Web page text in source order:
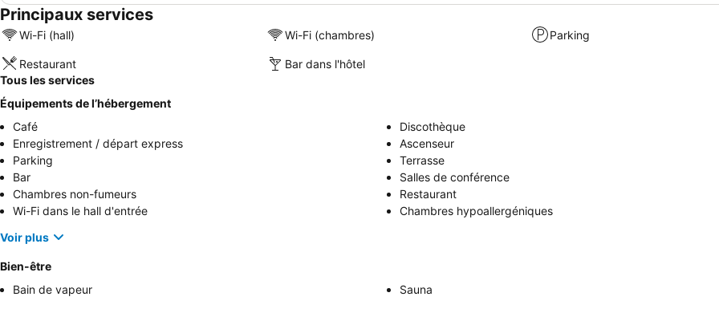
Principaux services
Wi-Fi (hall) Wi-Fi (chambres) Parking
Restaurant
Bar dans l'hôtel
Tous les services
Équipements de l’hébergement
Café
Discothèque
Enregistrement / départ express
Ascenseur
Parking
Terrasse
Bar
Salles de conférence
Chambres non-fumeurs
Restaurant
Wi-Fi dans le hall d'entrée
Chambres hypoallergéniques
Voir plus
Bien-être
Bain de vapeur
Sauna